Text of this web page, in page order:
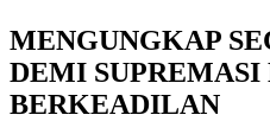
MENGUNGKAP
DEMI
BERKEADILAN